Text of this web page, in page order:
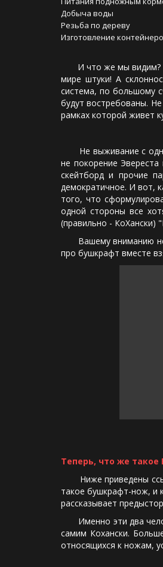
Добыча воды
Резьба по дереву
Изготовление
И что же мы видим?
мире штуки! А
система, по большому
будут востребованы.
рамках которой живет
Не выживание с
не покорение
скейтборд и прочие
демократичное. И вот,
того, что
одной стороны все
(правильно - КоХански)
Вашему вниманию
про бушкрафт вместе
Теперь, что же
Ниже приведены
такое бушкрафт-нож, и
рассказывает
Именно эти два
самим Кохански.
относящихся к ножам,